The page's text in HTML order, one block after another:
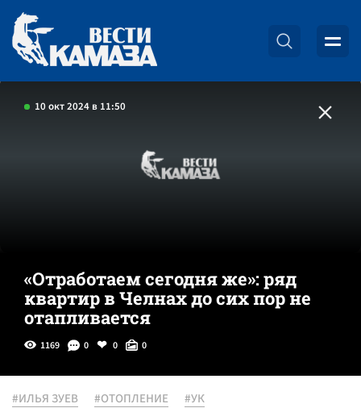
10 окт 2024 в 11:50
«Отработаем сегодня же»: ряд
квартир в Челнах до сих пор не
отапливается
1169 0 0 0
#ИЛЬЯ ЗУЕВ #ОТОПЛЕНИЕ #УК